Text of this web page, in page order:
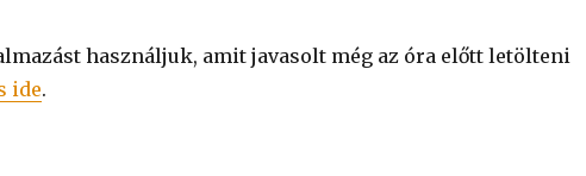
használjuk, amit javasolt még az óra előtt letölteni
ide.